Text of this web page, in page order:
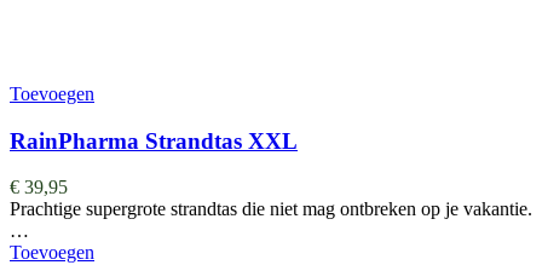
Toevoegen
RainPharma Strandtas XXL
€ 39,95
Prachtige supergrote strandtas die niet mag ontbreken op je vakantie.
…
Toevoegen